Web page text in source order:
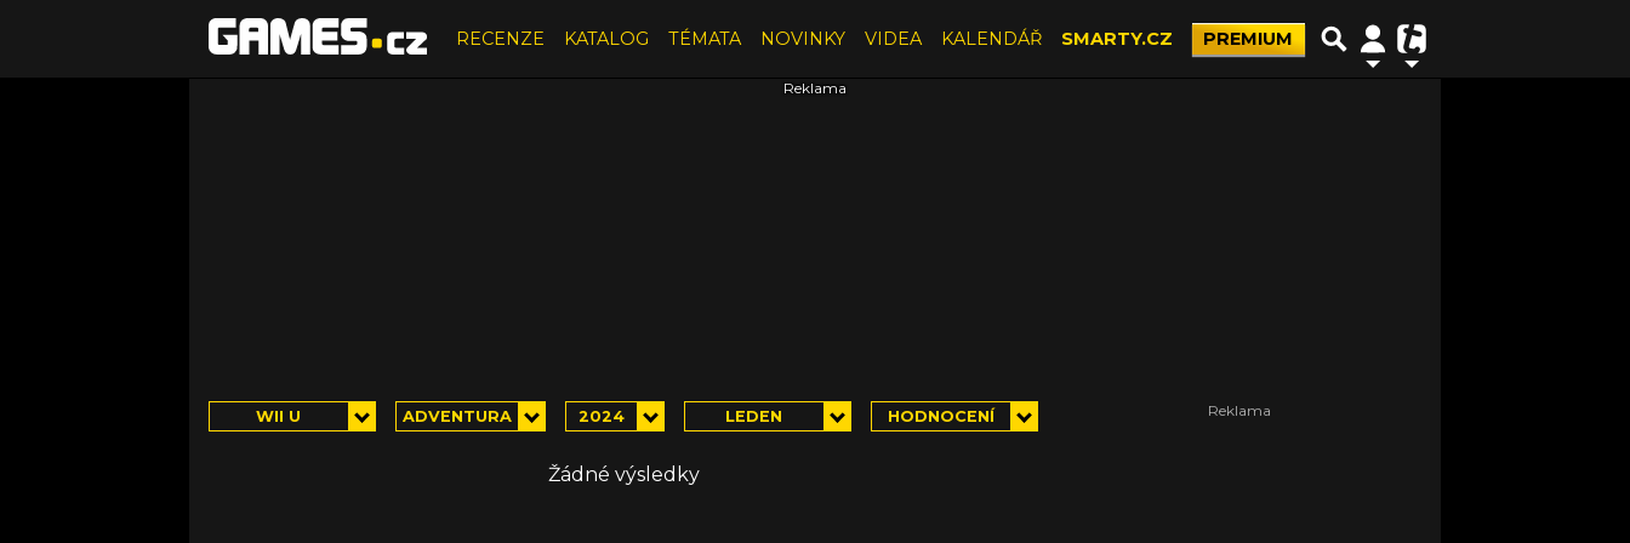
RECENZE KATALOG TÉMATA NOVINKY VIDEA KALENDÁŘ SMARTY.CZ PREMIUM
WII U ADVENTURA 2024 LEDEN HODNOCENÍ
Žádné výsledky